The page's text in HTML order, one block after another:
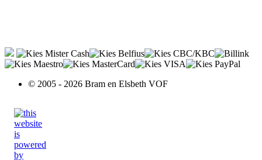
© 2005 - 2026 Bram en Elsbeth VOF